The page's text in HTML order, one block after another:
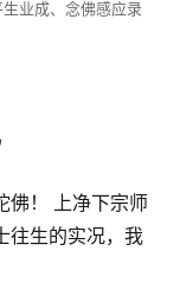
生业成、念佛感应录
！ 上净下宗师
往生的实况，我